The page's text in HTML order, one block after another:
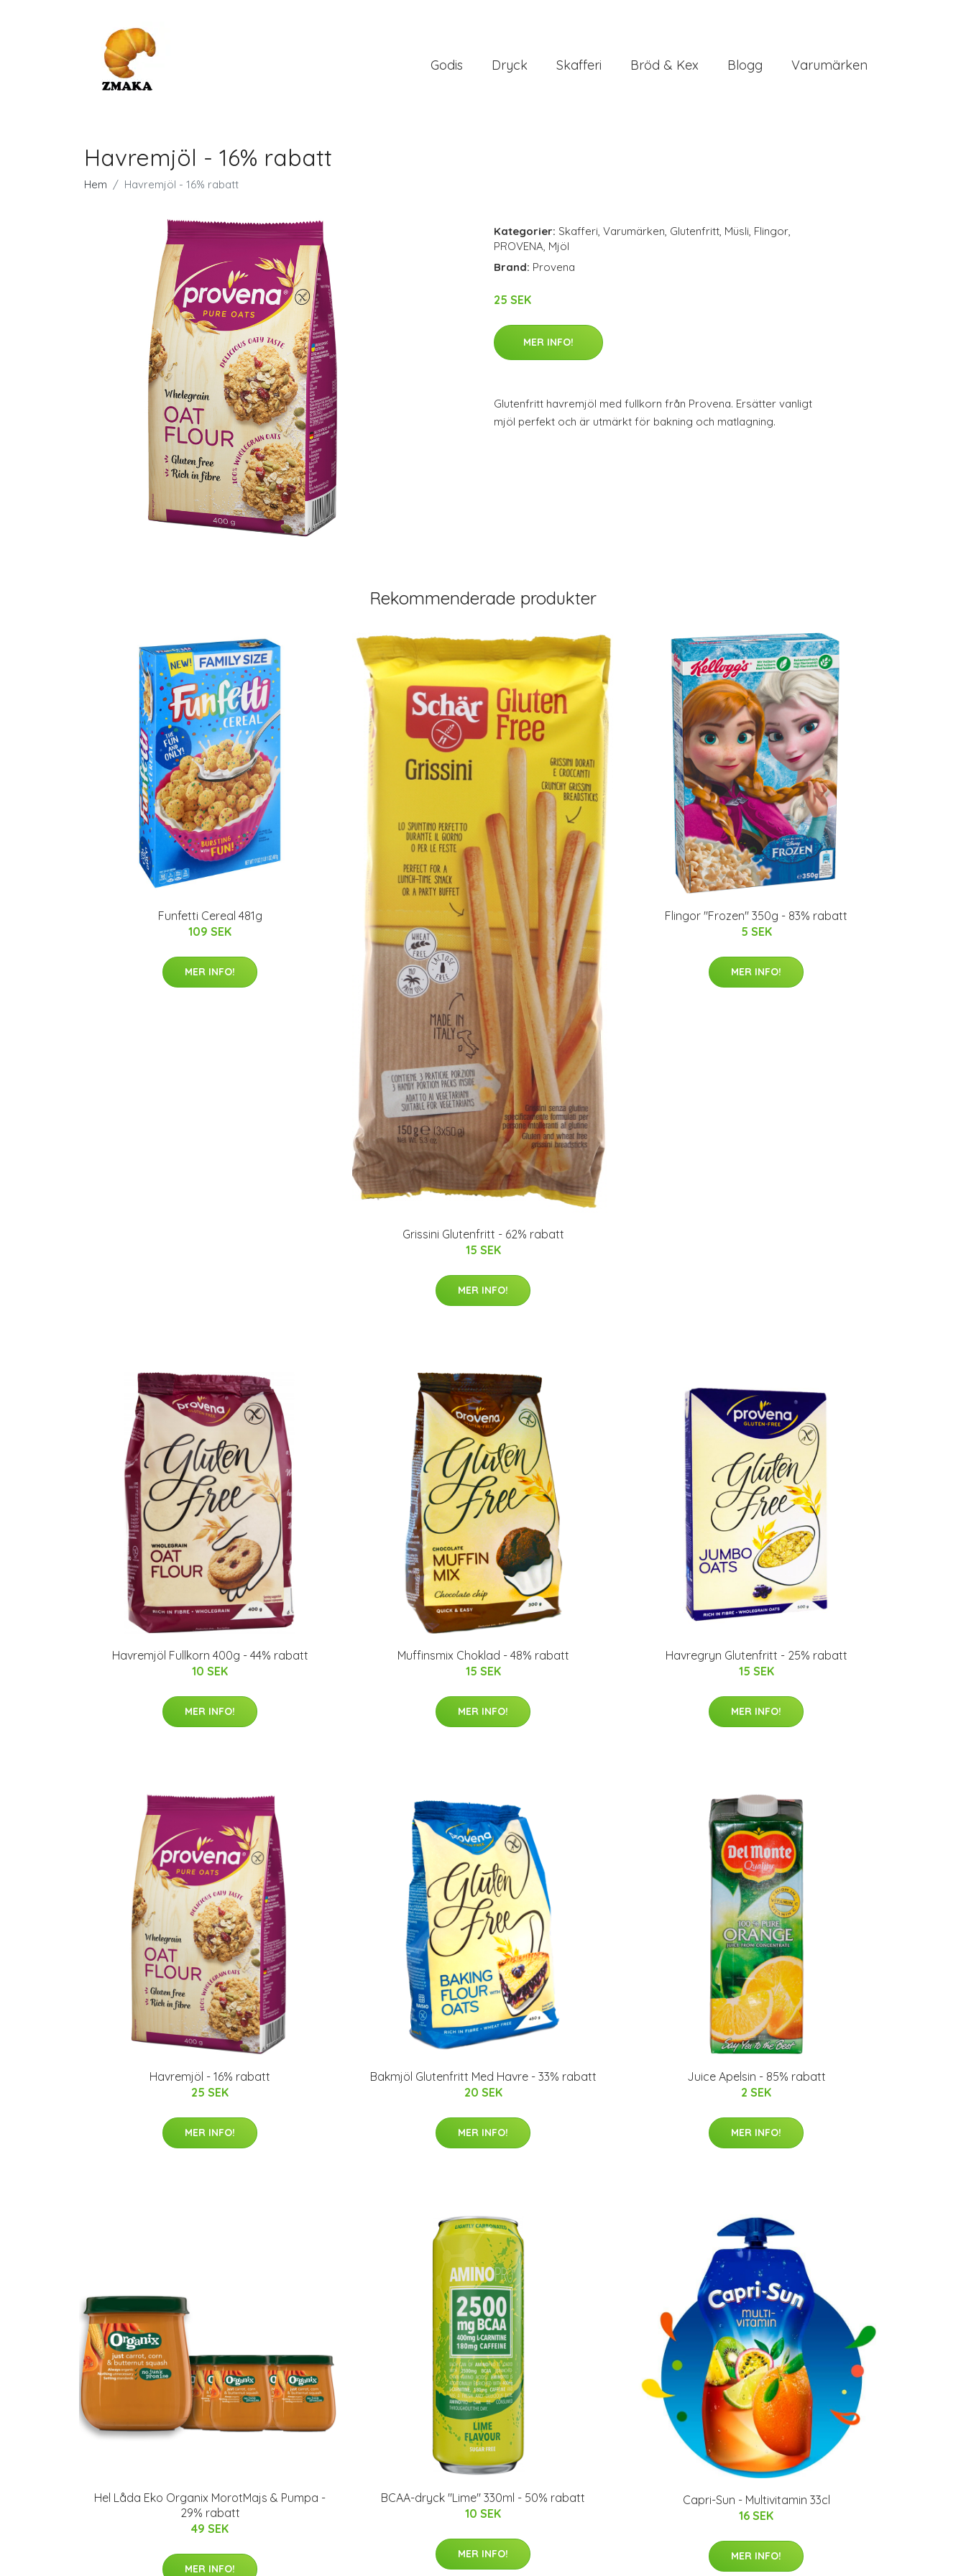
Godis Dryck Skafferi Bröd & Kex Blogg Varumärken
Havremjöl - 16% rabatt
Hem Havremjöl - 16% rabatt
Kategorier: Skafferi, Varumärken, Glutenfritt, Müsli, Flingor,
PROVENA, Mjöl
Brand: Provena
25 SEK
MER INFO!
Glutenfritt havremjöl med fullkorn från Provena. Ersätter vanligt
mjöl perfekt och är utmärkt för bakning och matlagning.
Rekommenderade produkter
Funfetti Cereal 481g
109 SEK
MER INFO!
Grissini Glutenfritt - 62% rabatt
15 SEK
MER INFO!
Flingor "Frozen" 350g - 83% rabatt
5 SEK
MER INFO!
Havremjöl Fullkorn 400g - 44% rabatt
10 SEK
MER INFO!
Muffinsmix Choklad - 48% rabatt
15 SEK
MER INFO!
Havregryn Glutenfritt - 25% rabatt
15 SEK
MER INFO!
Havremjöl - 16% rabatt
25 SEK
MER INFO!
Bakmjöl Glutenfritt Med Havre - 33% rabatt
20 SEK
MER INFO!
Juice Apelsin - 85% rabatt
2 SEK
MER INFO!
Hel Låda Eko Organix MorotMajs & Pumpa -
29% rabatt
49 SEK
MER INFO!
BCAA-dryck "Lime" 330ml - 50% rabatt
10 SEK
MER INFO!
Capri-Sun - Multivitamin 33cl
16 SEK
MER INFO!